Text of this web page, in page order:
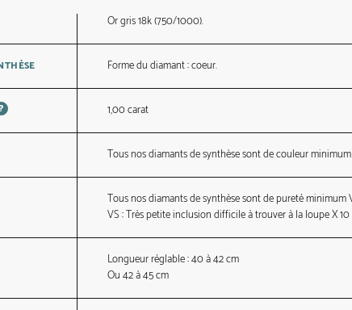
Or gris 18k (750/1000).
Forme du diamant : coeur.
? 1,00 carat
Tous nos diamants de synthèse sont de couleur
Tous nos diamants de synthèse sont de pureté minimum
VS : Très petite inclusion difficile à trouver à la loupe X 10
Longueur réglable : 40 à 42 cm
Ou 42 à 45 cm